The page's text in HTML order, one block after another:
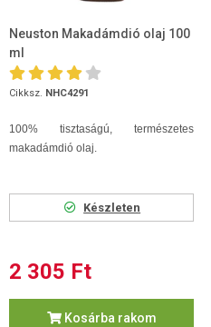
Neuston Makadámdió olaj 100
ml
Cikksz. NHC4291
100% tisztaságú, természetes
makadámdió olaj.
Készleten
2 305 Ft
Kosárba rakom